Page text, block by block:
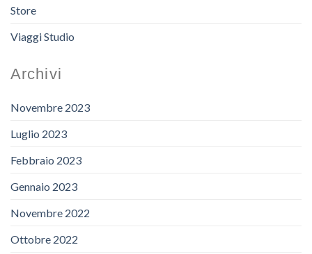
Store
Viaggi Studio
Archivi
Novembre 2023
Luglio 2023
Febbraio 2023
Gennaio 2023
Novembre 2022
Ottobre 2022